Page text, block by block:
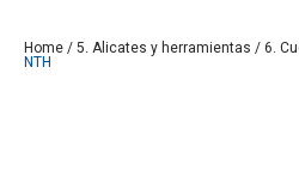
Home/5. Alicates y herramientas /6.
NTH